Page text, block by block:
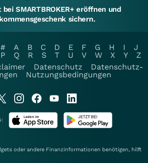
SMARTBROKER+ eröffnen und
sichern.
# A B C D E F G H I
J
P Q R S T U V W X Y
Z
Datenschutz
Datenschutz-
Nutzungsbedingungen
oder andere Finanzinformationen benötigen, hilft